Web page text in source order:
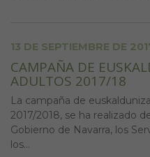
13 DE SEPTIEMBRE DE
CAMPAÑA DE
ADULTOS 2017/18
La campaña de
2017/2018, se ha realizado
Gobierno de Navarra, los
los...